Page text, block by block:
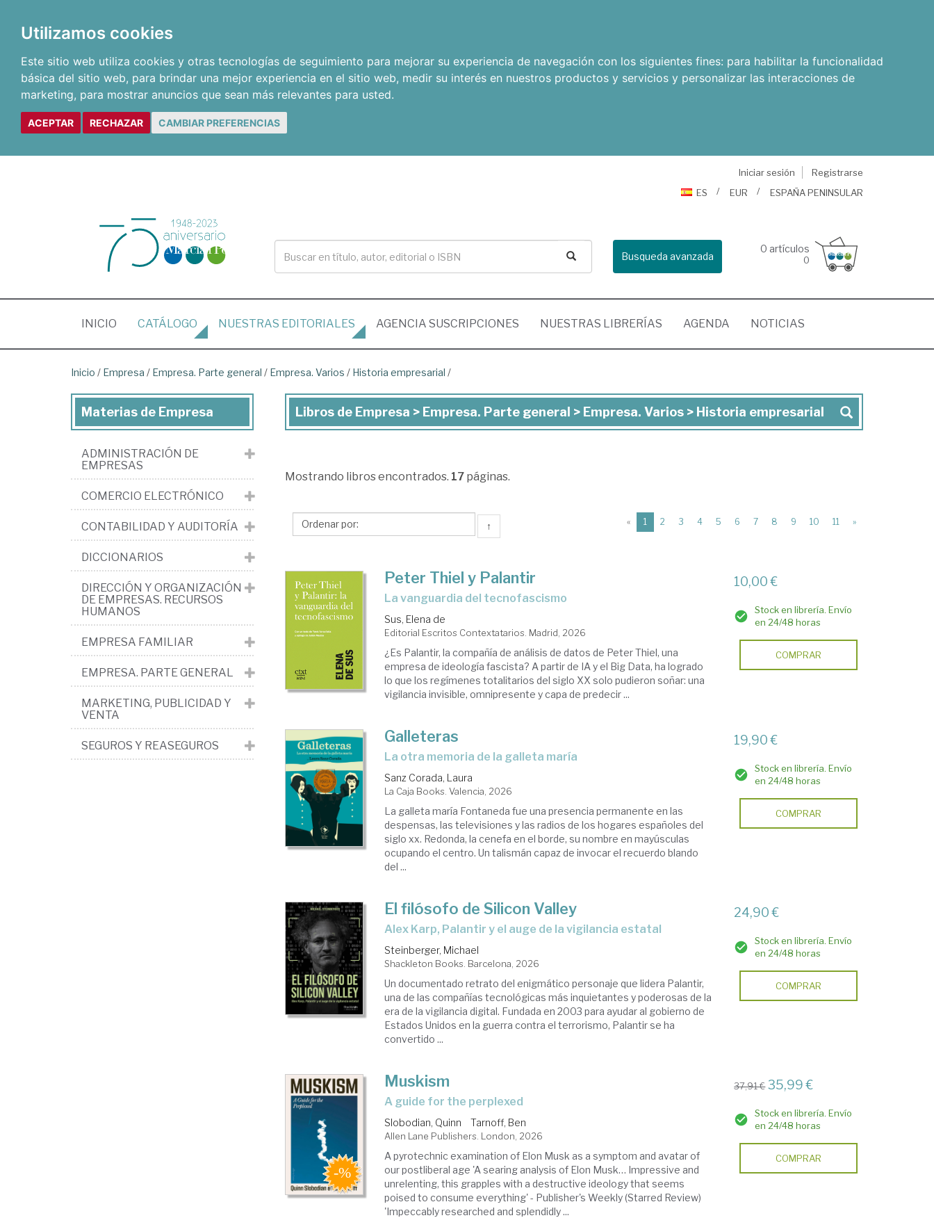
Utilizamos cookies
Este sitio web utiliza cookies y otras tecnologías de seguimiento para mejorar su experiencia de navegación con los siguientes fines: para habilitar la funcionalidad
básica del sitio web, para brindar una mejor experiencia en el sitio web, medir su interés en nuestros productos y servicios y personalizar las interacciones de
marketing, para mostrar anuncios que sean más relevantes para usted.
ACEPTAR RECHAZAR CAMBIAR PREFERENCIAS
Iniciar sesión
Registrarse
ES
EUR ESPAÑA PENINSULAR
Busqueda avanzada
0 artículos
0
INICIO (CURRENT)
CATÁLOGO NUESTRAS EDITORIALES AGENCIA SUSCRIPCIONES NUESTRAS LIBRERÍAS AGENDA NOTICIAS
Inicio / Empresa / Empresa. Parte general / Empresa. Varios / Historia empresarial /
Libros
>
Parte
>
Empresa.
Varios
Historia
empresarial
Libros de Empresa > Empresa. Parte general > Empresa. Varios > Historia empresarial
Mostrando libros encontrados. 17páginas.
↑ « 1 (current)
2 3 4 5 6 7 8 9 10 11 »
Peter Thiel y Palantir
la vanguardia del tecnofascismo
Sus, Elena de
Editorial Escritos Contextatarios. Madrid, 2026
¿Es Palantir, la compañía de análisis de datos de Peter Thiel, una
empresa de ideología fascista? A partir de IA y el Big Data, ha logrado
lo que los regímenes totalitarios del siglo XX solo pudieron soñar: una
vigilancia invisible, omnipresente y capa de predecir ...
10,00 €
Stock en librería. Envío
en 24/48 horas
COMPRAR
Galleteras
La otra memoria de la galleta maría
Sanz Corada, Laura
La Caja Books. Valencia, 2026
La galleta maría Fontaneda fue una presencia permanente en las
despensas, las televisiones y las radios de los hogares españoles del
siglo xx. Redonda, la cenefa en el borde, su nombre en mayúsculas
ocupando el centro. Un talismán capaz de invocar el recuerdo blando
del ...
19,90 €
Stock en librería. Envío
en 24/48 horas
COMPRAR
El filósofo de Silicon Valley
Alex Karp, Palantir y el auge de la vigilancia estatal
Steinberger, Michael
Shackleton Books. Barcelona, 2026
Un documentado retrato del enigmático personaje que lidera Palantir,
una de las compañías tecnológicas más inquietantes y poderosas de la
era de la vigilancia digital. Fundada en 2003 para ayudar al gobierno de
Estados Unidos en la guerra contra el terrorismo, Palantir se ha
convertido ...
24,90 €
Stock en librería. Envío
en 24/48 horas
COMPRAR
Muskism
a guide for the perplexed
Slobodian, Quinn Tarnoff, Ben
Allen Lane Publishers. London, 2026
A pyrotechnic examination of Elon Musk as a symptom and avatar of
our postliberal age 'A searing analysis of Elon Musk… Impressive and
unrelenting, this grapples with a destructive ideology that seems
poised to consume everything' - Publisher's Weekly (Starred Review)
'Impeccably researched and splendidly ...
37,91 € 35,99 €
Stock en librería. Envío
en 24/48 horas
COMPRAR
Materias de Empresa
ADMINISTRACIÓN DE
EMPRESAS
COMERCIO ELECTRÓNICO
CONTABILIDAD Y AUDITORÍA
DICCIONARIOS
DIRECCIÓN Y ORGANIZACIÓN
DE EMPRESAS. RECURSOS
HUMANOS
EMPRESA FAMILIAR
EMPRESA. PARTE GENERAL
MARKETING, PUBLICIDAD Y
VENTA
SEGUROS Y REASEGUROS